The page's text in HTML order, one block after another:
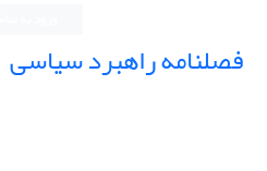
فصلنامه راهبرد سیاسی